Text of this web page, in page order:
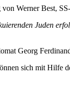
Werner Best,
Juden
Georg
sich mit Hilfe